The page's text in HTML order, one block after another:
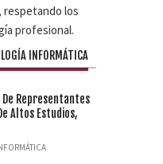
respetando los
profesional.
INFORMÁTICA
Representantes
Altos Estudios,